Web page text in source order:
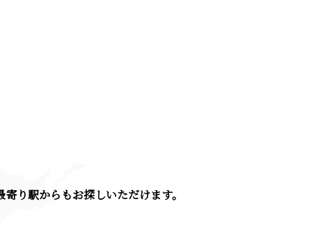
寄り駅からもお探しいただけます。